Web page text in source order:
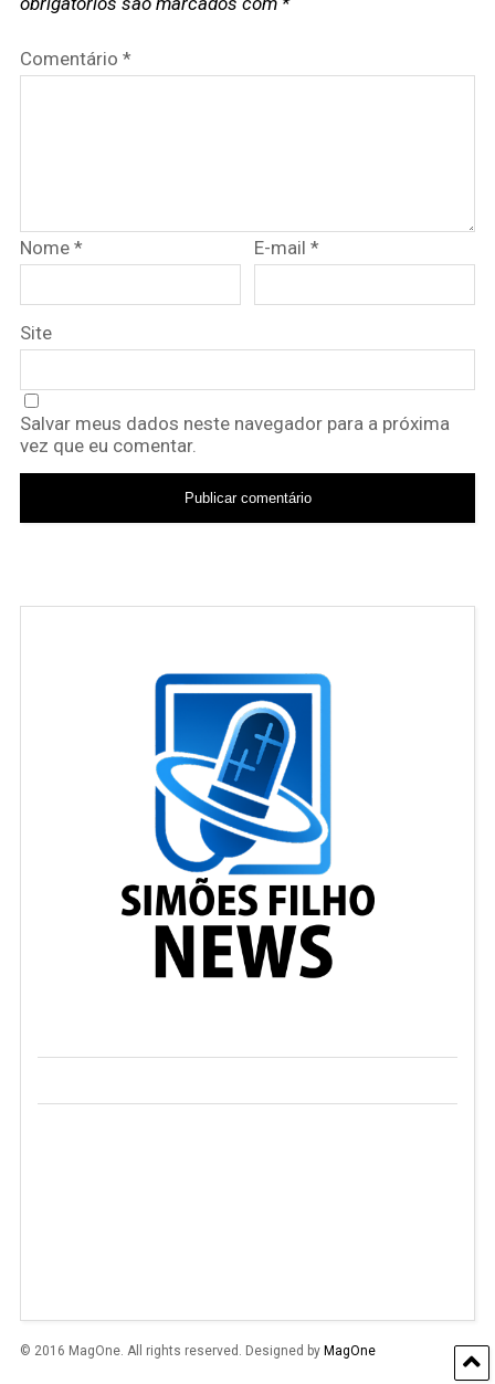
Comentário *
Nome * E-mail*
Site
Salvar meus dados neste navegador para a próxima
vez que eu comentar.
© 2016 MagOne. All rights reserved. Designed by MagOne